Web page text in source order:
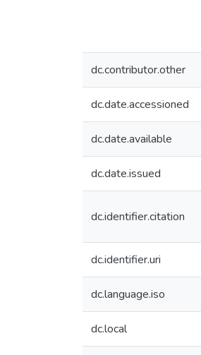
dc.contributor.other
dc.date.accessioned
dc.date.available
dc.date.issued
dc.identifier.citation
dc.identifier.uri
dc.language.iso
dc.local